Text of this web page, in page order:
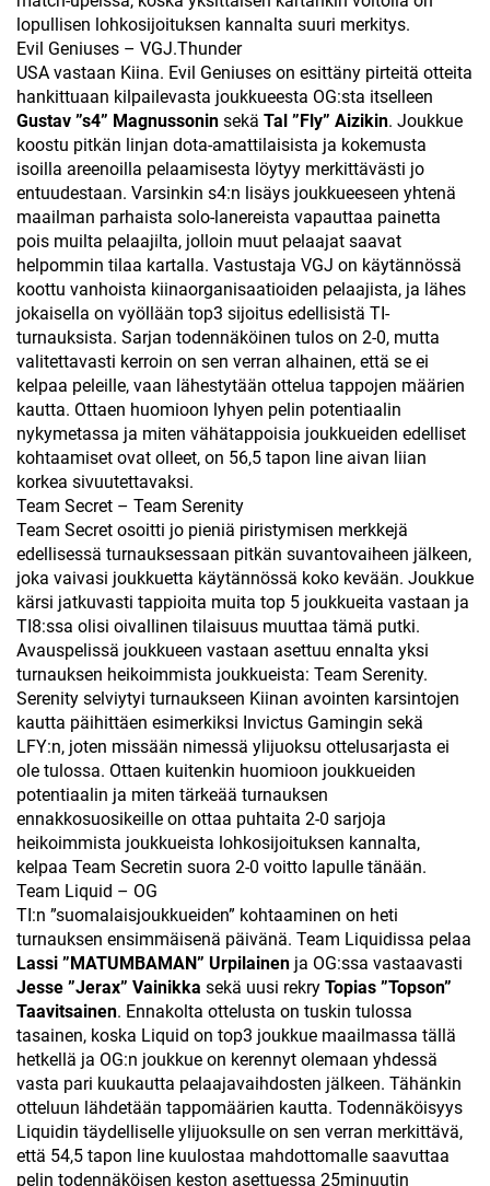
lopullisen lohkosijoituksen kannalta suuri merkitys.
Evil Geniuses – VGJ.Thunder
USA vastaan Kiina. Evil Geniuses on esittäny pirteitä otteita
hankittuaan kilpailevasta joukkueesta OG:sta itselleen
Gustav ”s4” Magnussonin sekä Tal ”Fly” Aizikin. Joukkue
koostu pitkän linjan dota-amattilaisista ja kokemusta
isoilla areenoilla pelaamisesta löytyy merkittävästi jo
entuudestaan. Varsinkin s4:n lisäys joukkueeseen yhtenä
maailman parhaista solo-lanereista vapauttaa painetta
pois muilta pelaajilta, jolloin muut pelaajat saavat
helpommin tilaa kartalla. Vastustaja VGJ on käytännössä
koottu vanhoista kiinaorganisaatioiden pelaajista, ja lähes
jokaisella on vyöllään top3 sijoitus edellisistä TI-
turnauksista. Sarjan todennäköinen tulos on 2-0, mutta
valitettavasti kerroin on sen verran alhainen, että se ei
kelpaa peleille, vaan lähestytään ottelua tappojen määrien
kautta. Ottaen huomioon lyhyen pelin potentiaalin
nykymetassa ja miten vähätappoisia joukkueiden edelliset
kohtaamiset ovat olleet, on 56,5 tapon line aivan liian
korkea sivuutettavaksi.
Team Secret – Team Serenity
Team Secret osoitti jo pieniä piristymisen merkkejä
edellisessä turnauksessaan pitkän suvantovaiheen jälkeen,
joka vaivasi joukkuetta käytännössä koko kevään. Joukkue
kärsi jatkuvasti tappioita muita top 5 joukkueita vastaan ja
TI8:ssa olisi oivallinen tilaisuus muuttaa tämä putki.
Avauspelissä joukkueen vastaan asettuu ennalta yksi
turnauksen heikoimmista joukkueista: Team Serenity.
Serenity selviytyi turnaukseen Kiinan avointen karsintojen
kautta päihittäen esimerkiksi Invictus Gamingin sekä
LFY:n, joten missään nimessä ylijuoksu ottelusarjasta ei
ole tulossa. Ottaen kuitenkin huomioon joukkueiden
potentiaalin ja miten tärkeää turnauksen
ennakkosuosikeille on ottaa puhtaita 2-0 sarjoja
heikoimmista joukkueista lohkosijoituksen kannalta,
kelpaa Team Secretin suora 2-0 voitto lapulle tänään.
Team Liquid – OG
TI:n ”suomalaisjoukkueiden” kohtaaminen on heti
turnauksen ensimmäisenä päivänä. Team Liquidissa pelaa
Lassi ”MATUMBAMAN” Urpilainen ja OG:ssa vastaavasti
Jesse ”Jerax” Vainikka sekä uusi rekry Topias ”Topson”
Taavitsainen. Ennakolta ottelusta on tuskin tulossa
tasainen, koska Liquid on top3 joukkue maailmassa tällä
hetkellä ja OG:n joukkue on kerennyt olemaan yhdessä
vasta pari kuukautta pelaajavaihdosten jälkeen. Tähänkin
otteluun lähdetään tappomäärien kautta. Todennäköisyys
Liquidin täydelliselle ylijuoksulle on sen verran merkittävä,
että 54,5 tapon line kuulostaa mahdottomalle saavuttaa
pelin todennäköisen keston asettuessa 25minuutin